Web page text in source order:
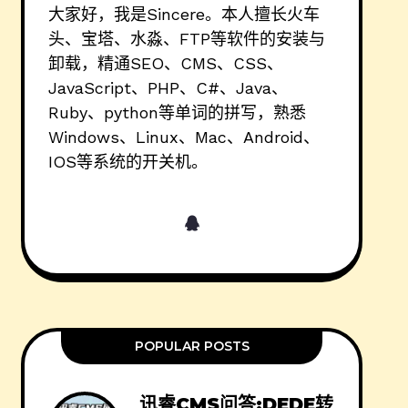
大家好，我是Sincere。本人擅长火车
头、宝塔、水淼、FTP等软件的安装与
卸载，精通SEO、CMS、CSS、
JavaScript、PHP、C#、Java、
Ruby、python等单词的拼写，熟悉
Windows、Linux、Mac、Android、
IOS等系统的开关机。
POPULAR POSTS